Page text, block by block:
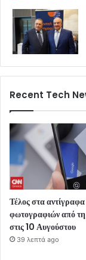
Recent Tech
Τέλος στα
φωτογραφιών από
στις 10 Αυγούστου
39 λεπτά ago